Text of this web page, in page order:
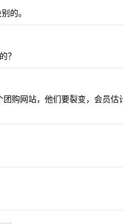
的。
？
购网站，他们要裂变，会员